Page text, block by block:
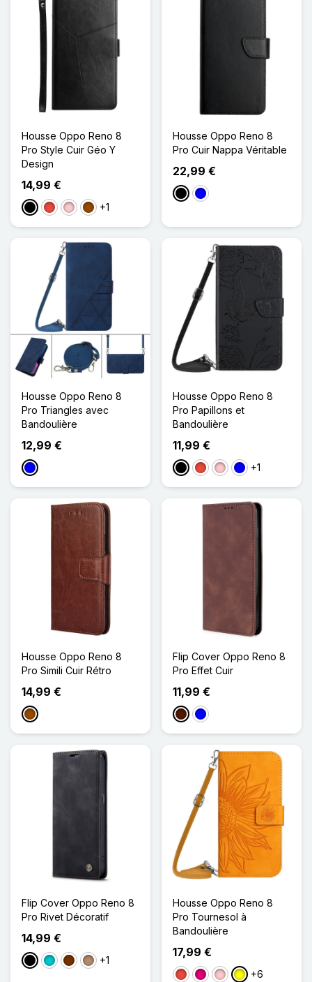
Housse Oppo Reno 8
Pro Style Cuir Géo Y
Design
14,99 €
NoirRougeRoseMarron
+1
Housse Oppo Reno 8
Pro Cuir Nappa Véritable
22,99 €
NoirBleu
Housse Oppo Reno 8
Pro Triangles avec
Bandoulière
12,99 €
Bleu
Housse Oppo Reno 8
Pro Papillons et
Bandoulière
11,99 €
NoirRougeRoseBleu+1
Housse Oppo Reno 8
Pro Simili Cuir Rétro
14,99 €
Marron
Flip Cover Oppo Reno 8
Pro Effet Cuir
11,99 €
Marron Foncé
Bleu
Flip Cover Oppo Reno 8
Pro Rivet Décoratif
14,99 €
NoirTurquoise
CaféTaupe
+1
Housse Oppo Reno 8
Pro Tournesol à
Bandoulière
17,99 €
RougeMagenta
RoseJaune
+6